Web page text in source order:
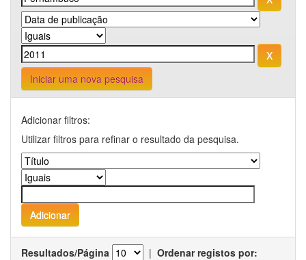
Iniciar uma nova pesquisa
Adicionar filtros:
Utilizar filtros para refinar o resultado da pesquisa.
Resultados/Página | Ordenar registos por: